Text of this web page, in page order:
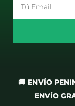
🚚 ENVÍO
ENVÍO